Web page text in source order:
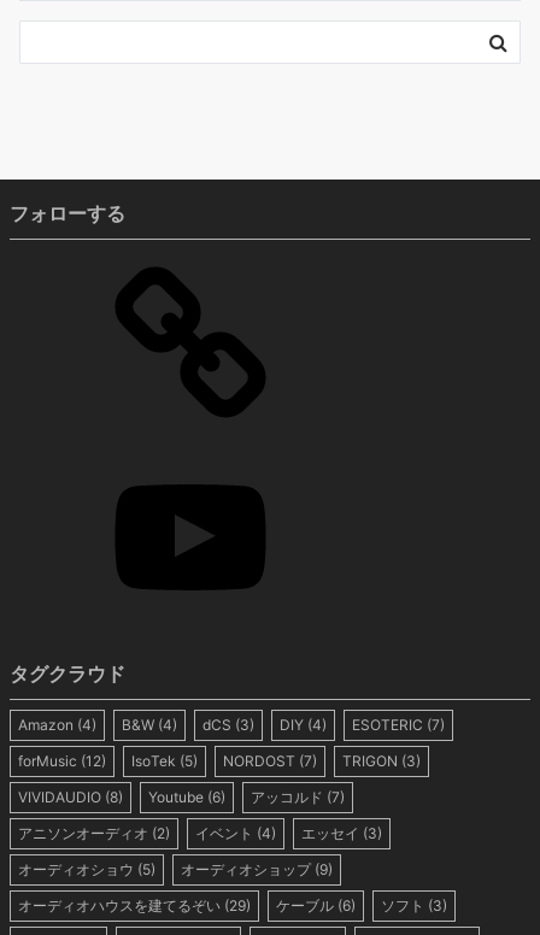
フォローする
タグクラウド
Amazon (4) B&W (4) dCS (3) DIY (4) ESOTERIC (7)
forMusic (12) IsoTek (5) NORDOST (7) TRIGON (3)
VIVIDAUDIO (8) Youtube (6) アッコルド (7)
アニソンオーディオ (2) イベント (4) エッセイ (3)
オーディオショウ (5) オーディオショップ(9)
オーディオハウスを建てるぞい (29) ケーブル (6) ソフト (3)